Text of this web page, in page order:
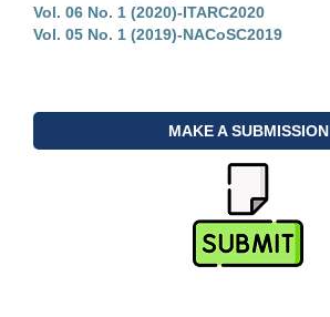
Vol. 06 No. 1 (2020)-ITARC2020
Vol. 05 No. 1 (2019)-NACoSC2019
MAKE A SUBMISSION